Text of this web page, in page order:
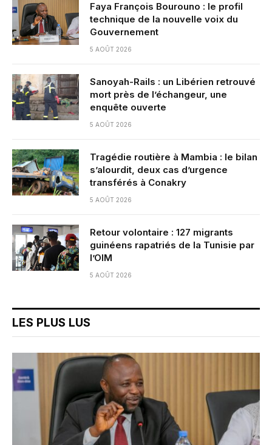
Faya François Bourouno : le profil
technique de la nouvelle voix du
Gouvernement
5 AOÛT 2026
Sanoyah-Rails : un Libérien retrouvé
mort près de l’échangeur, une
enquête ouverte
5 AOÛT 2026
Tragédie routière à Mambia : le bilan
s’alourdit, deux cas d’urgence
transférés à Conakry
5 AOÛT 2026
Retour volontaire : 127 migrants
guinéens rapatriés de la Tunisie par
l’OIM
5 AOÛT 2026
LES PLUS LUS